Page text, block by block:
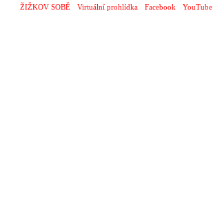
ŽIŽKOV SOBĚ Virtuální prohlídka Facebook YouTube